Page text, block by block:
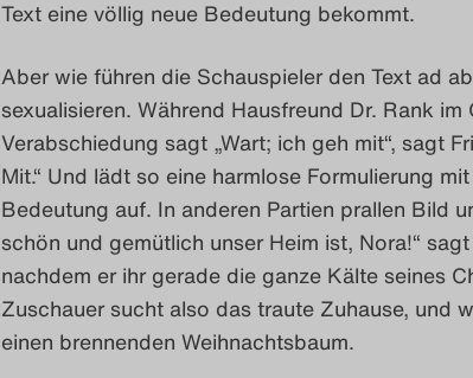
Text eine völlig neue Bedeutung bekommt.
Aber wie führen die Schauspieler den Text ad
sexualisieren. Während Hausfreund Dr. Rank im
Verabschiedung sagt „Wart; ich geh mit“, sagt
Mit.“ Und lädt so eine harmlose Formulierung
Bedeutung auf. In anderen Partien prallen Bild
schön und gemütlich unser Heim ist, Nora!“
nachdem er ihr gerade die ganze Kälte seines
Zuschauer sucht also das traute Zuhause, und
einen brennenden Weihnachtsbaum.